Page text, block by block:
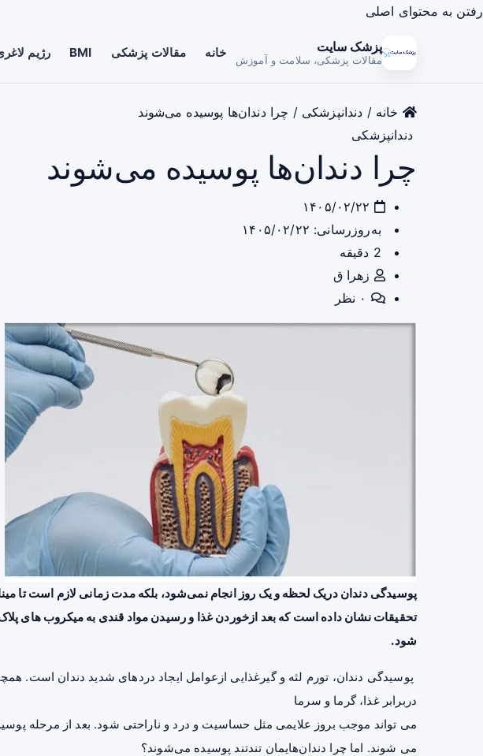
رفتن به محتوای اصلی
پزشک سایت
مقالات پزشکی، سلامت و آموزش خانه مقالات پزشکی BMI رژیم
خانه / دندانپزشکی / چرا دندان‌ها پوسیده می‌شوند
دندانپزشکی
چرا دندان‌ها پوسیده می‌شوند
به‌روزرسانی: ۱۴۰۵/۰۲/۲۲
زهرا ق
پوسیدگی دندان دریک لحظه و یک روز انجام نمی‌شود، بلکه مدت زمانی لازم است تا
شود.
پوسیدگی دندان، تورم لثه و گیرغذایی ازعوامل ایجاد دردهای شدید دندان است.
دربرابر غذا، گرما و سرما
می‌ تواند موجب بروز علایمی مثل حساسیت و درد و ناراحتی شود. بعد از مرحله
می‌ شوند. اما چرا دندان‌هایمان تندتند پوسیده می‌شوند؟